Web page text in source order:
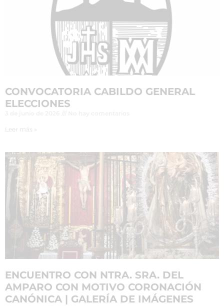
CONVOCATORIA CABILDO GENERAL
ELECCIONES
Leer más »
ENCUENTRO CON NTRA. SRA. DEL
AMPARO CON MOTIVO CORONACIÓN
CANÓNICA | GALERÍA DE IMÁGENES